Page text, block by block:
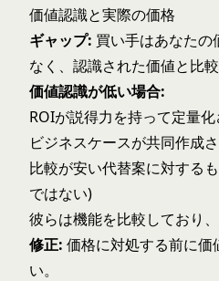
価値認識と実際の価格
ギャップ: 買い手はあなたの
なく、認識された価値と比較
価値認識が低い場合:
ROIが説得力を持って定量
ビジネスケースが共同作成
比較が安い代替案に対する
ではない)
彼らは機能を比較しており
修正: 価格に対処する前に価
い。